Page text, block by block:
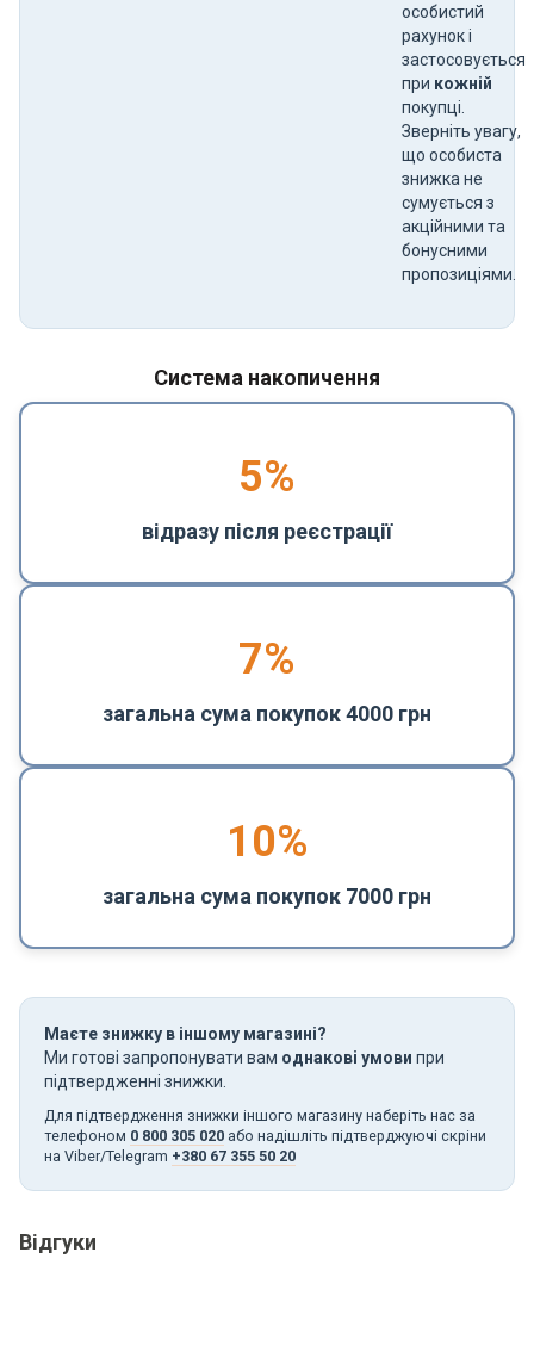
особистий
рахунок і
застосовується
при кожній
покупці.
Зверніть увагу,
що особиста
знижка не
сумується з
акційними та
бонусними
пропозиціями.
Система накопичення
5%
відразу після реєстрації
7%
загальна сума покупок 4000 грн
10%
загальна сума покупок 7000 грн
Маєте знижку в іншому магазині?
Ми готові запропонувати вам однакові умови при
підтвердженні знижки.
Для підтвердження знижки іншого магазину наберіть нас за
телефоном 0 800 305 020 або надішліть підтверджуючі скріни
на Viber/Telegram +380 67 355 50 20
Відгуки